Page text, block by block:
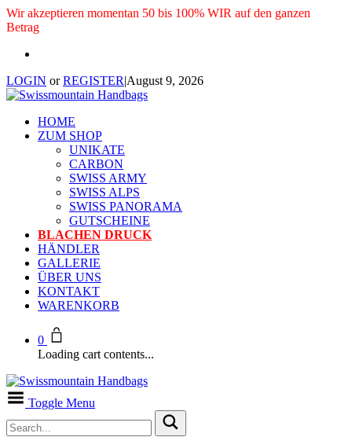
Wir akzeptieren momentan 50 bis 100% WIR auf den ganzen
Betrag
LOGIN orREGISTER|August 9, 2026
HOME
ZUM SHOP
UNIKATE
CARBON
SWISS ARMY
SWISS ALPS
SWISS PANORAMA
GUTSCHEINE
BLACHEN DRUCK
HÄNDLER
GALLERIE
ÜBER UNS
KONTAKT
WARENKORB
0
Loading cart contents...
Toggle Menu